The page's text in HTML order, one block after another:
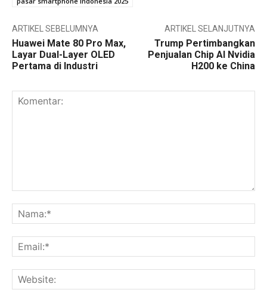
ARTIKEL SEBELUMNYA
Huawei Mate 80 Pro Max,
Layar Dual-Layer OLED
Pertama di Industri
ARTIKEL SELANJUTNYA
Trump Pertimbangkan
Penjualan Chip AI Nvidia
H200 ke China